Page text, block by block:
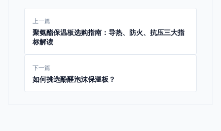
上一篇
聚氨酯保温板选购指南：导热、防火、抗压三大指
标解读
下一篇
如何挑选酚醛泡沫保温板？